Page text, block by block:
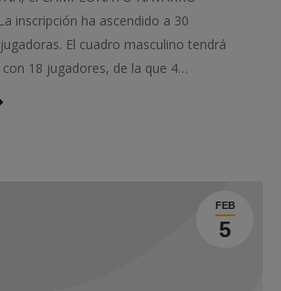
inscripción ha ascendido a 30
El cuadro masculino tendrá
18 jugadores, de la que 4…
FEB
5